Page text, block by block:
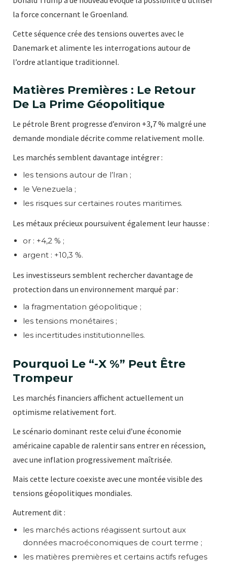
la force concernant le Groenland.
Cette séquence crée des tensions ouvertes avec le
Danemark et alimente les interrogations autour de
l’ordre atlantique traditionnel.
Matières Premières : Le Retour
De La Prime Géopolitique
Le pétrole Brent progresse d’environ +3,7 % malgré une
demande mondiale décrite comme relativement molle.
Les marchés semblent davantage intégrer :
les tensions autour de l’Iran ;
le Venezuela ;
les risques sur certaines routes maritimes.
Les métaux précieux poursuivent également leur hausse :
or : +4,2 % ;
argent : +10,3 %.
Les investisseurs semblent rechercher davantage de
protection dans un environnement marqué par :
la fragmentation géopolitique ;
les tensions monétaires ;
les incertitudes institutionnelles.
Pourquoi Le “-X %” Peut Être
Trompeur
Les marchés financiers affichent actuellement un
optimisme relativement fort.
Le scénario dominant reste celui d’une économie
américaine capable de ralentir sans entrer en récession,
avec une inflation progressivement maîtrisée.
Mais cette lecture coexiste avec une montée visible des
tensions géopolitiques mondiales.
Autrement dit :
les marchés actions réagissent surtout aux
données macroéconomiques de court terme ;
les matières premières et certains actifs refuges